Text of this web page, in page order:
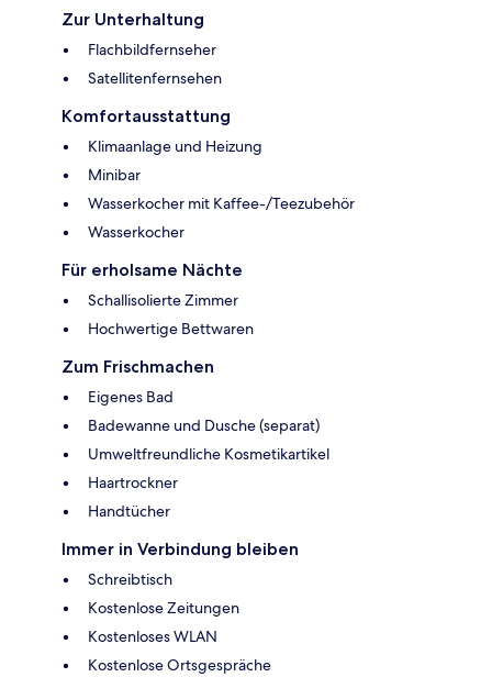
Zur Unterhaltung
Flachbildfernseher
Satellitenfernsehen
Komfortausstattung
Klimaanlage und Heizung
Minibar
Wasserkocher mit Kaffee-/Teezubehör
Wasserkocher
Für erholsame Nächte
Schallisolierte Zimmer
Hochwertige Bettwaren
Zum Frischmachen
Eigenes Bad
Badewanne und Dusche (separat)
Umweltfreundliche Kosmetikartikel
Haartrockner
Handtücher
Immer in Verbindung bleiben
Schreibtisch
Kostenlose Zeitungen
Kostenloses WLAN
Kostenlose Ortsgespräche